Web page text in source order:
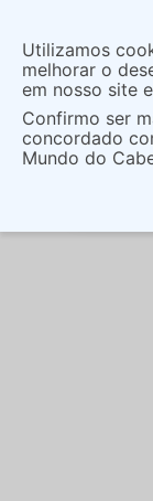
As
O que você
Mãos e
Utilizamos
melhorar o
em nosso site
Confirmo ser
concordado
Mundo do